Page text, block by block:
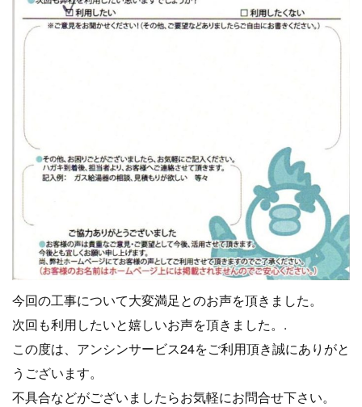
今回の工事について大変満足とのお声を頂きました。
次回も利用したいと嬉しいお声を頂きました。.
この度は、アンシンサービス24をご利用頂き誠にありがと
うございます。
不具合などがございましたらお気軽にお問合せ下さい。